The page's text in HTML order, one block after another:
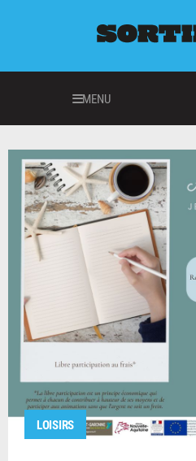
MENU
LOISIRS